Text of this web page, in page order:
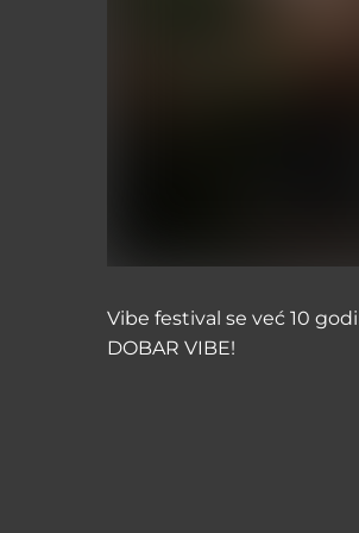
Vibe festival se već 10
DOBAR VIBE!